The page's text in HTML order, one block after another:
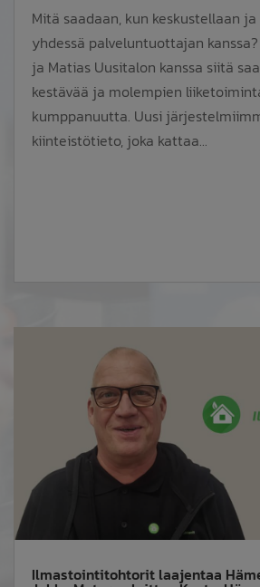
Mitä saadaan, kun keskustellaan
yhdessä palveluntuottajan
ja Matias Uusitalon kanssa siitä
kestävää ja molempien
kumppanuutta. Uusi
kiinteistötieto, joka kattaa...
Ilmastointitohtorit laajentaa